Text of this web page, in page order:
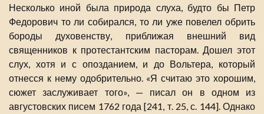
Несколько иной была природа слуха, будто бы Петр
Федорович то ли собирался, то ли уже повелел обрить
бороды духовенству, приближая внешний вид
священников к протестантским пасторам. Дошел этот
слух, хотя и с опозданием, и до Вольтера, который
отнесся к нему одобрительно. «Я считаю это хорошим,
сюжет заслуживает того», — писал он в одном из
августовских писем 1762 года [241, т. 25, с. 144]. Однако